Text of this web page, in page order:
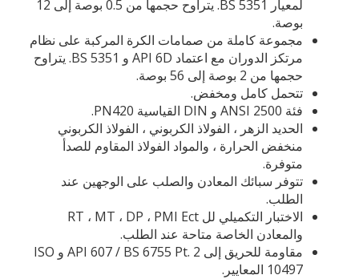
لمعيار BS 5351. يتراوح حجمها من 0.5 بوصة إلى 12
بوصة.
مجموعة كاملة من صمامات الكرة المركبة على نظام
مرتكز الدوران مع اعتماد API 6D و BS 5351. يتراوح
حجمها من 2 بوصة إلى 56 بوصة.
تتحمل كامل ومخفض.
فئة ANSI 2500 و DIN القياسية PN420.
الحديد الزهر ، الفولاذ الكربوني ، الفولاذ الكربوني
منخفض الحرارة ، والمواد الفولاذ المقاوم للصدأ
متوفرة.
تتوفر سبائك المعادن والصلب على الوجهين عند
الطلب.
الاختبار التكميلي لل RT ، MT ، DP ، PMI Ect
والمعادن الخاصة متاحة عند الطلب.
مقاومة للحريق إلى API 607 ​​/ BS 6755 Pt. 2 و ISO
10497 المعايير.